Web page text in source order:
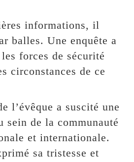
informations, il
balles. Une enquête a
forces de sécurité
circonstances de ce
l’évêque a suscité une
sein de la communauté
et internationale.
sa tristesse et